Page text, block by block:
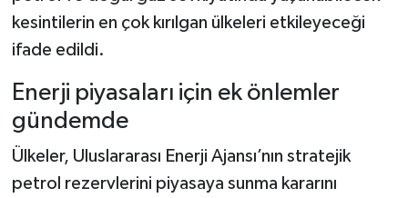
kesintilerin en çok kırılgan ülkeleri etkileyeceği
ifade edildi.
Enerji piyasaları için ek önlemler
gündemde
Ülkeler, Uluslararası Enerji Ajansı’nın stratejik
petrol rezervlerini piyasaya sunma kararını